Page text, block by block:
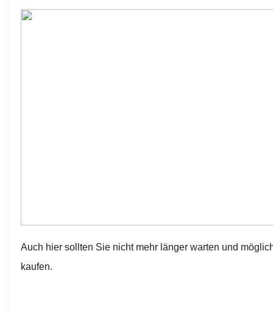
Auch hier sollten Sie nicht mehr länger warten und
kaufen.